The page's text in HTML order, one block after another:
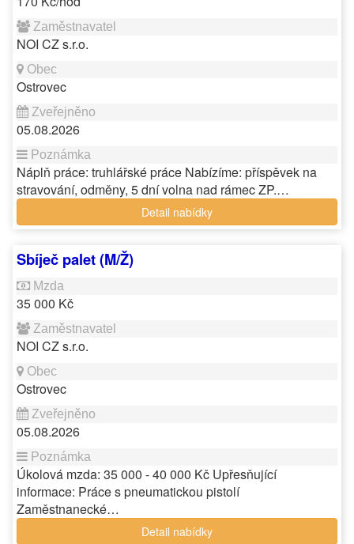
NOI CZ s.r.o.
Ostrovec
05.08.2026
Náplň práce: truhlářské práce Nabízíme: příspěvek na
stravování, odměny, 5 dní volna nad rámec ZP.…
Detail nabídky
Sbíječ palet (M/Ž)
35 000 Kč
NOI CZ s.r.o.
Ostrovec
05.08.2026
Úkolová mzda: 35 000 - 40 000 Kč Upřesňující
informace: Práce s pneumatickou pistolí
Zaměstnanecké…
Detail nabídky